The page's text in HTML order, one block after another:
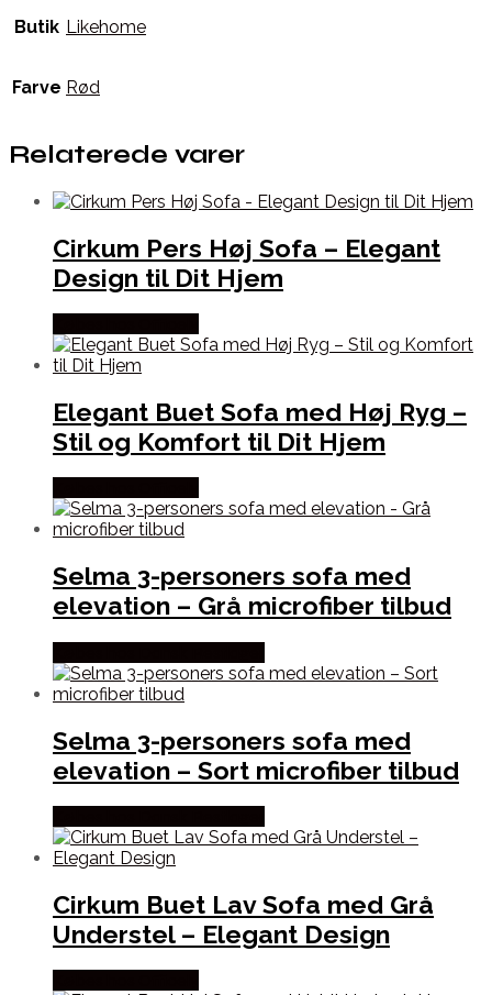
Butik Likehome
Farve Rød
Relaterede varer
Cirkum Pers Høj Sofa – Elegant
Design til Dit Hjem
Elegant Buet Sofa med Høj Ryg –
Stil og Komfort til Dit Hjem
Selma 3-personers sofa med
elevation – Grå microfiber tilbud
Selma 3-personers sofa med
elevation – Sort microfiber tilbud
Cirkum Buet Lav Sofa med Grå
Understel – Elegant Design